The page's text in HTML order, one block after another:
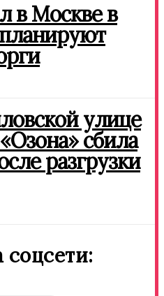
в Москве в
улице
сбила
разгрузки